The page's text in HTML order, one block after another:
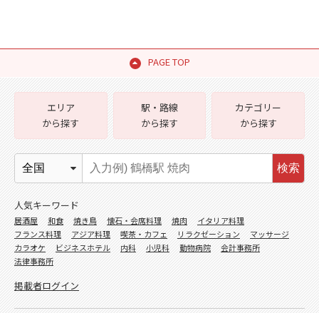
PAGE TOP
エリア
から探す
駅・路線
から探す
カテゴリー
から探す
検索
人気キーワード
居酒屋 和食 焼き鳥 懐石・会席料理 焼肉
イタリア料理
フランス料理
アジア料理 喫茶・カフェ リラクゼーション
マッサージ
カラオケ
ビジネスホテル 内科 小児科 動物病院
会計事務所
法律事務所
掲載者ログイン